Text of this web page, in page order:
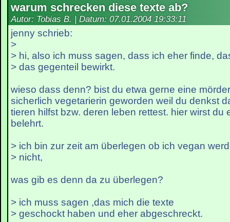
warum schrecken diese texte ab?
Autor: Tobias B. | Datum: 07.01.2004 19:33:11
jenny schrieb:
>
> hi, also ich muss sagen, dass ich eher finde,
> das gegenteil bewirkt.
wieso dass denn? bist du etwa gerne eine
sicherlich vegetarierin geworden weil du denkst
tieren hilfst bzw. deren leben rettest. hier wirst du
belehrt.
> ich bin zur zeit am überlegen ob ich vegan
> nicht,
was gib es denn da zu überlegen?
> ich muss sagen ,das mich die texte
> geschockt haben und eher abgeschreckt.